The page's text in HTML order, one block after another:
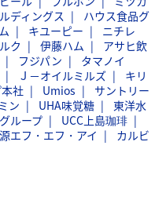
ディングス
ハウス食品グ
キユーピー
ニチレ
ク 伊藤ハム
アサヒ飲
フジパン
タマノイ
Ｊ－オイルミルズ
キリ
社 Umios
サントリー
ン UHA味覚糖
東洋水
ループ
UCC上島珈琲
エフ・エフ・アイ
カルビ